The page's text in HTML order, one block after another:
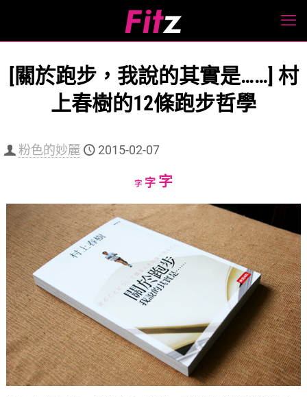
[關於跑步，我說的其實是……] 村
上春樹的12條跑步哲學
粉色的妙麗 2015-02-07
字Decrease
size.
字Reset
size.
字Increase
size.